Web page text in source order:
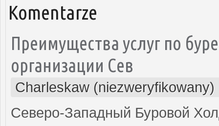
Komentarze
Преимущества услуг по
организации Сев
Charleskaw (niezweryfikowany)
Северо-Западный Буровой